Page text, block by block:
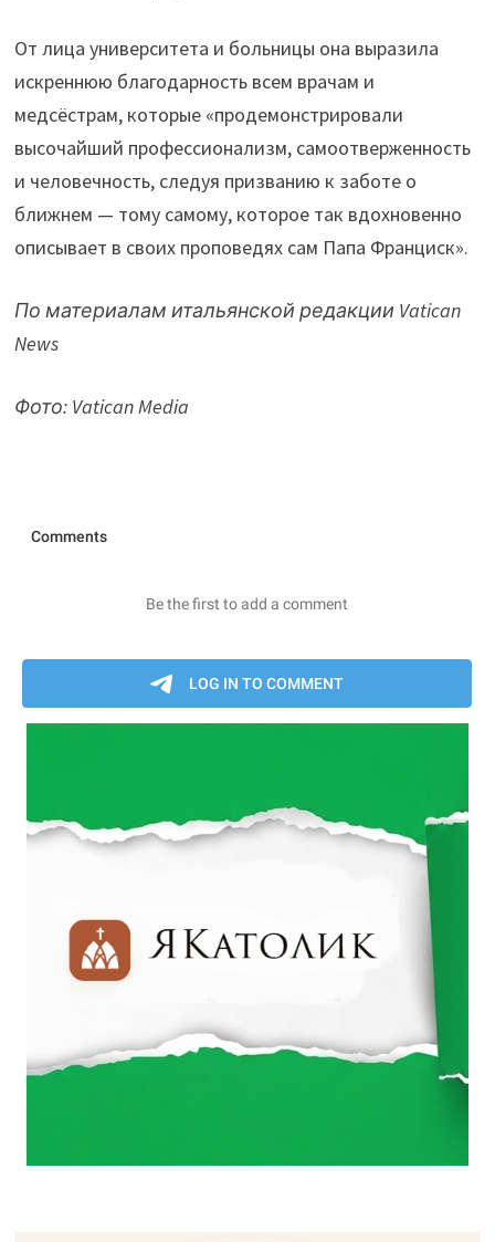
От лица университета и больницы она выразила
искреннюю благодарность всем врачам и
медсёстрам, которые «продемонстрировали
высочайший профессионализм, самоотверженность
и человечность, следуя призванию к заботе о
ближнем — тому самому, которое так вдохновенно
описывает в своих проповедях сам Папа Франциск».
По материалам итальянской редакции Vatican
News
Фото: Vatican Media